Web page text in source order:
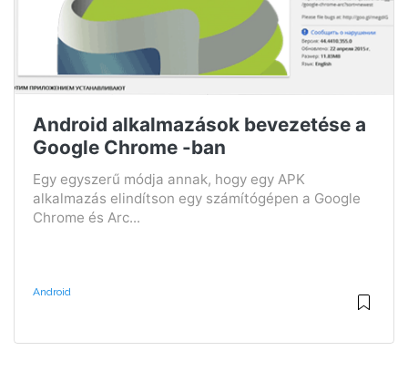
Android alkalmazások bevezetése a
Google Chrome -ban
Egy egyszerű módja annak, hogy egy APK
alkalmazás elindítson egy számítógépen a Google
Chrome és Arc...
Android